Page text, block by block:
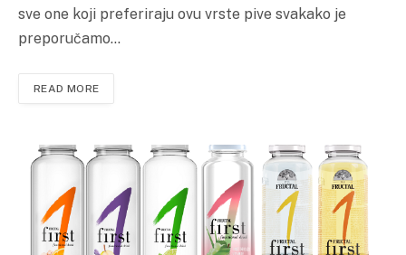
sve one koji preferiraju ovu vrste pive svakako je
preporučamo…
READ MORE